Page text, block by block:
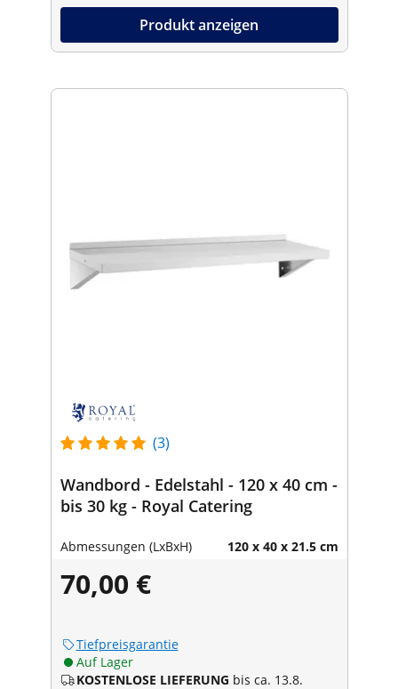
Produkt anzeigen
(3)
Wandbord - Edelstahl - 120 x 40 cm -
bis 30 kg - Royal Catering
Abmessungen (LxBxH) 120 x 40 x 21.5 cm
70,00 €
Tiefpreisgarantie
Auf Lager
KOSTENLOSE LIEFERUNG bis ca. 13.8.